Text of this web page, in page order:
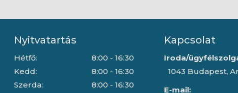
Nyitvatartás
Hétfő:
Kedd:
Szerda:
8:00 - 16:30
8:00 - 16:30
8:00 - 16:30
Kapcsolat
Iroda/
1043 Budapest,
E-mail: